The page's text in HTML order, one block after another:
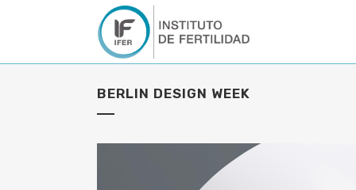
BERLIN DESIGN WEEK